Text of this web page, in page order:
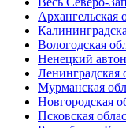
Архангельская
Вологодская
Ненецкий
Ленинградская
Мурманская
Новгородская
Псковская